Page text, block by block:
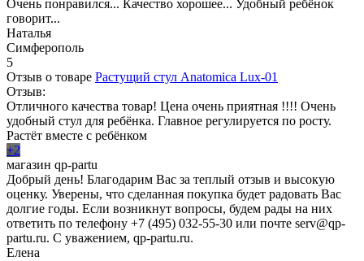
Очень понравился... Качество хорошее... Удобный ребёнок
говорит...
Наталья
Симферополь
5
Отзыв о товаре Растущий стул Anatomica Lux-01
Отзыв:
Отличного качества товар! Цена очень приятная !!!! Очень
удобный стул для ребёнка. Главное регулируется по росту.
Растёт вместе с ребёнком
+2
магазин qp-partu
Добрый день! Благодарим Вас за теплый отзыв и высокую
оценку. Уверены, что сделанная покупка будет радовать Вас
долгие годы. Если возникнут вопросы, будем рады на них
ответить по телефону +7 (495) 032-55-30 или почте serv@qp-
partu.ru. С уважением, qp-partu.ru.
Елена